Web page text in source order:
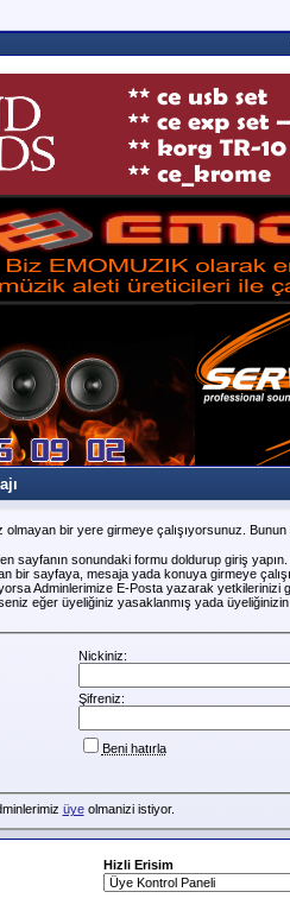
olmayan bir yere girmeye çalışıyorsunuz. Bunun
sayfanın sonundaki formu doldurup giriş yapın.
bir sayfaya, mesaja yada konuya girmeye
Adminlerimize E-Posta yazarak yetkilerinizi
eğer üyeliğiniz yasaklanmış yada
Nickiniz:
Şifreniz:
Beni hatırla
üyeolmanizi istiyor.
Hizli Erisim